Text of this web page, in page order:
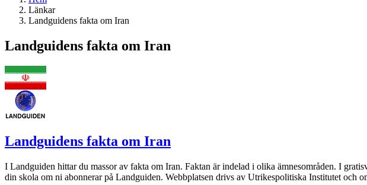
Länkar
Landguidens fakta om Iran
Landguidens fakta om Iran
Landguidens fakta om Iran
I Landguiden hittar du massor av fakta om Iran. Faktan är indelad i olika ämnesområden. I
din skola om ni abonnerar på Landguiden. Webbplatsen drivs av Utrikespolitiska Institutet och